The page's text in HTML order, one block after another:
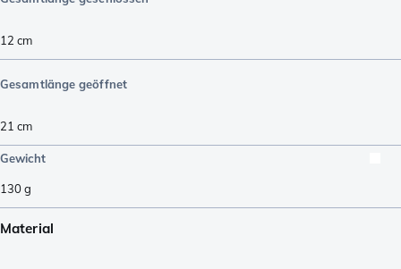
12 cm
Gesamtlänge geöffnet
21 cm
Gewicht
130g
Material